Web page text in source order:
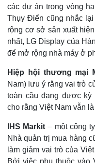
các dự án trong vòng
Thụy Điển cũng nhắc
rộng cơ sở sản xuất
nhất, LG Display của
để mở rộng nhà máy ở
Hiệp hội thương mại
Nam) lưu ý rằng vai trò
toàn cầu đang được kỳ
cho rằng Việt Nam vẫn
IHS Markit– một công
Nhà quản trị mua hàng
làm giảm vai trò của
Bởi việc phụ thuộc vào